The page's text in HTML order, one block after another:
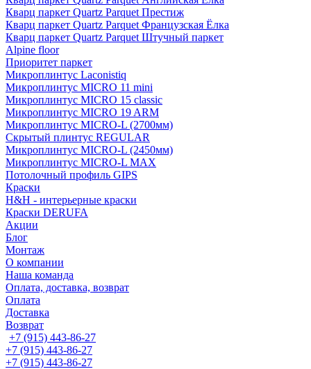
Кварц паркет Quartz Parquet Престиж
Кварц паркет Quartz Parquet Французская Ёлка
Кварц паркет Quartz Parquet Штучный паркет
Alpine floor
Приоритет паркет
Микроплинтус Laconistiq
Микроплинтус MICRO 11 mini
Микроплинтус MICRO 15 classic
Микроплинтус MICRO 19 ARM
Микроплинтус MICRO-L (2700мм)
Скрытый плинтус REGULAR
Микроплинтус MICRO-L (2450мм)
Микроплинтус MICRO-L MAX
Потолочный профиль GIPS
Краски
H&H - интерьерные краски
Краски DERUFA
Акции
Блог
Монтаж
О компании
Наша команда
Оплата, доставка, возврат
Оплата
Доставка
Возврат
+7 (915) 443-86-27
+7 (915) 443-86-27
+7 (915) 443-86-27